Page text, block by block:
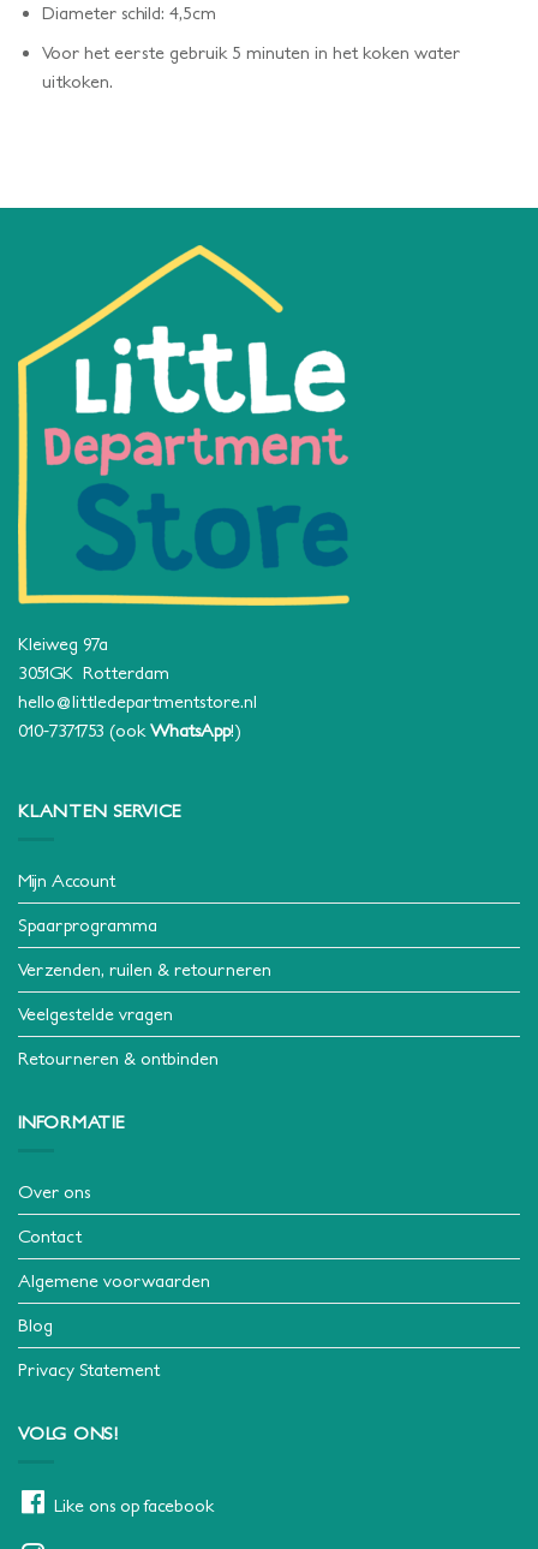
Diameter schild: 4,5cm
Voor het eerste gebruik 5 minuten in het koken water
uitkoken.
Kleiweg 97a
3051GK Rotterdam
hello@littledepartmentstore.nl
010-7371753 (ook WhatsApp!)
KLANTEN SERVICE
Mijn Account
Spaarprogramma
Verzenden, ruilen & retourneren
Veelgestelde vragen
Retourneren & ontbinden
INFORMATIE
Over ons
Contact
Algemene voorwaarden
Blog
Privacy Statement
VOLG ONS!
Like ons op facebook